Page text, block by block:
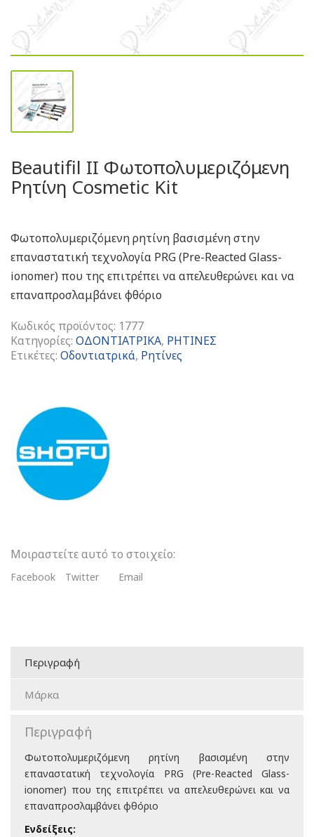
Beautifil II Φωτοπολυμεριζόμενη
Ρητίνη Cosmetic Kit
Φωτοπολυμεριζόμενη ρητίνη βασισμένη στην
επαναστατική τεχνολογία PRG (Pre-Reacted Glass-
ionomer) που της επιτρέπει να απελευθερώνει και να
επαναπροσλαμβάνει φθόριο
Κωδικός προϊόντος: 1777
Κατηγορίες: ΟΔΟΝΤΙΑΤΡΙΚΑ, ΡΗΤΙΝΕΣ
Ετικέτες: Οδοντιατρικά, Ρητίνες
Φωτοπολυμεριζόμενη
Ρητίνη
Cosmetic
Kit
ποσότητα
Μοιραστείτε αυτό το στοιχείο:
Facebook Twitter Email
Περιγραφή
Μάρκα
Περιγραφή
Φωτοπολυμεριζόμενη ρητίνη βασισμένη στην
επαναστατική τεχνολογία PRG (Pre-Reacted Glass-
ionomer) που της επιτρέπει να απελευθερώνει και να
επαναπροσλαμβάνει φθόριο
Ενδείξεις: